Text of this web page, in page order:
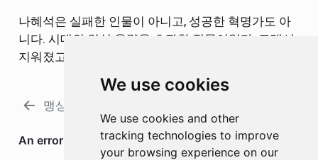
We use cookies
We use cookies and other
tracking technologies to improve
your browsing experience on our
나혜석은 실패한 인물이 아니고, 성공한 혁명가도 아
니다. 시대의 인식 용량을 초과한 질문이었다. 그래서
지워졌고, 그래서 아직 끝나지 않았다.
맹상군